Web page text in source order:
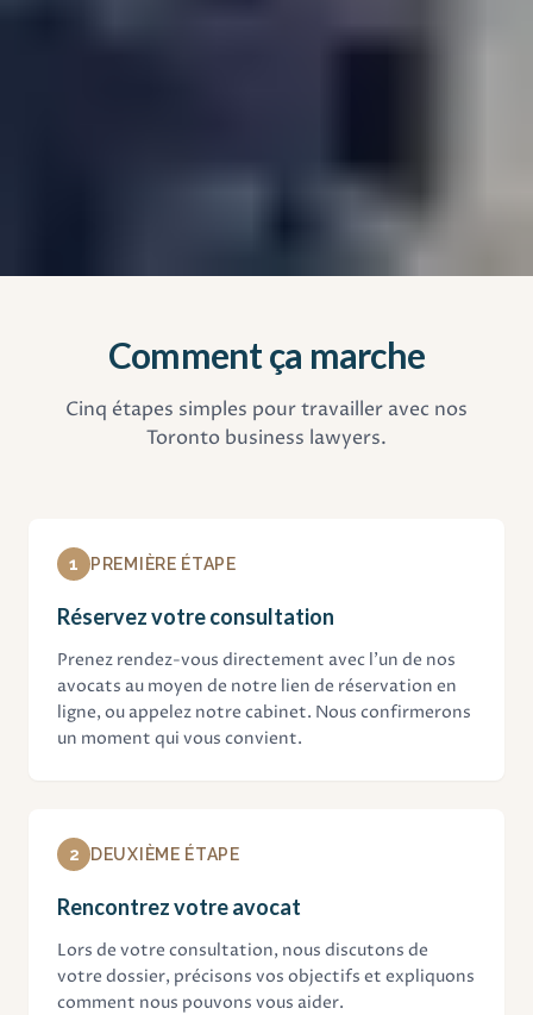
Comment ça marche
Cinq étapes simples pour travailler avec nos
Toronto business lawyers.
1 PREMIÈRE ÉTAPE
Réservez votre consultation
Prenez rendez-vous directement avec l'un de nos
avocats au moyen de notre lien de réservation en
ligne, ou appelez notre cabinet. Nous confirmerons
un moment qui vous convient.
2 DEUXIÈME ÉTAPE
Rencontrez votre avocat
Lors de votre consultation, nous discutons de
votre dossier, précisons vos objectifs et expliquons
comment nous pouvons vous aider.